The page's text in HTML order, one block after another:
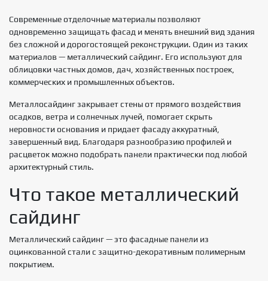
Современные отделочные материалы позволяют
одновременно защищать фасад и менять внешний вид здания
без сложной и дорогостоящей реконструкции. Один из таких
материалов — металлический сайдинг. Его используют для
облицовки частных домов, дач, хозяйственных построек,
коммерческих и промышленных объектов.
Металлосайдинг закрывает стены от прямого воздействия
осадков, ветра и солнечных лучей, помогает скрыть
неровности основания и придает фасаду аккуратный,
завершенный вид. Благодаря разнообразию профилей и
расцветок можно подобрать панели практически под любой
архитектурный стиль.
Что такое металлический
сайдинг
Металлический сайдинг — это фасадные панели из
оцинкованной стали с защитно-декоративным полимерным
покрытием.